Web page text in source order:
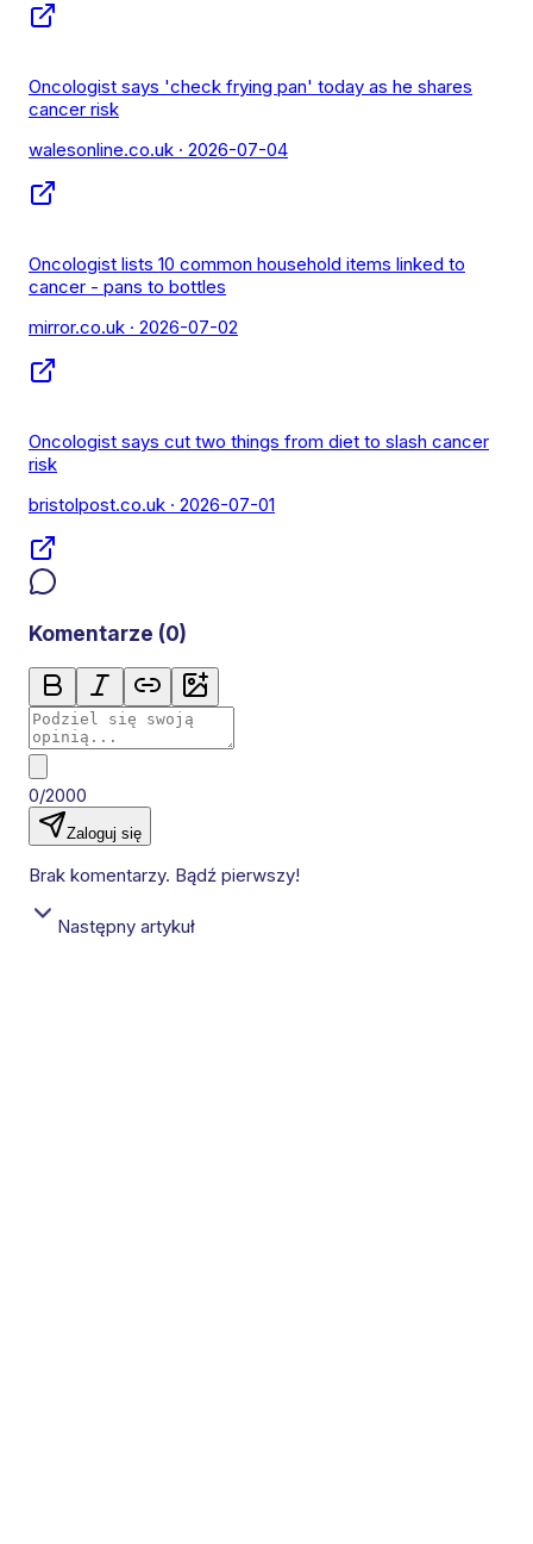
Oncologist says 'check frying pan' today as he shares
cancer risk
walesonline.co.uk · 2026-07-04
Oncologist lists 10 common household items linked to
cancer - pans to bottles
mirror.co.uk · 2026-07-02
Oncologist says cut two things from diet to slash cancer
risk
bristolpost.co.uk · 2026-07-01
Komentarze (0)
0/2000
Zaloguj się
Brak komentarzy. Bądź pierwszy!
Następny artykuł